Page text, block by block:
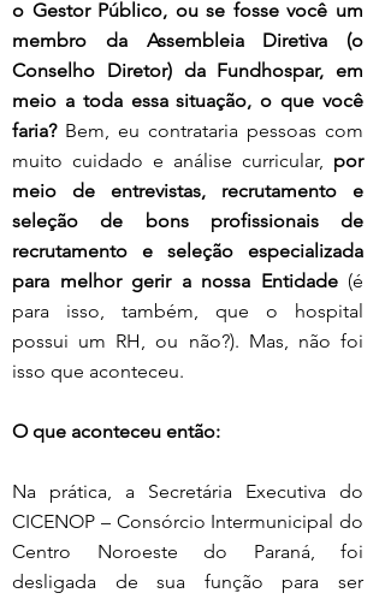
o Gestor Público, ou se fosse você um
membro da Assembleia Diretiva (o
Conselho Diretor) da Fundhospar, em
meio a toda essa situação, o que você
faria? Bem, eu contrataria pessoas com
muito cuidado e análise curricular, por
meio de entrevistas, recrutamento e
seleção de bons profissionais de
recrutamento e seleção especializada
para melhor gerir a nossa Entidade (é
para isso, também, que o hospital
possui um RH, ou não?). Mas, não foi
isso que aconteceu.
O que aconteceu então:
Na prática, a Secretária Executiva do
CICENOP – Consórcio Intermunicipal do
Centro Noroeste do Paraná, foi
desligada de sua função para ser